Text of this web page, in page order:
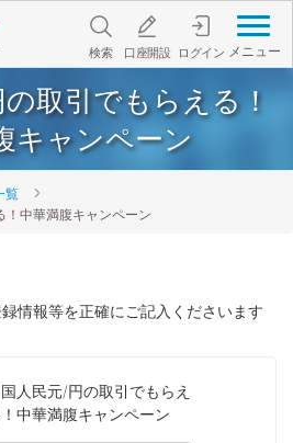
メニュー
検索 口座開設 ログイン
取引でもらえる！
キャンペーン
覧
中華満腹キャンペーン
情報等を正確にご記入くださいます
人民元/円の取引でもらえ
中華満腹キャンペーン